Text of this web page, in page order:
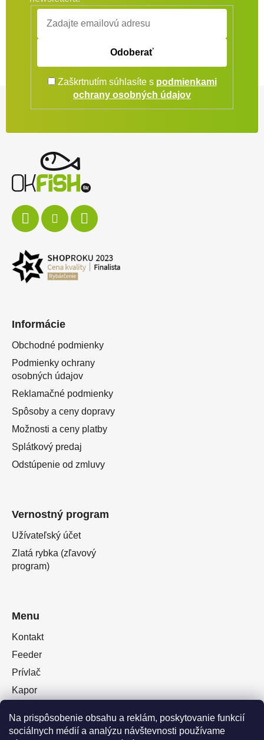
Na prispôsobenie obsahu a reklám, poskytovanie funkcií
sociálnych médií a analýzu návštevnosti používame
Odoberať
Zaškrtnutím súhlasíte s podmienkami
ochrany osobných údajov
Informácie
Obchodné podmienky
Podmienky ochrany
osobných údajov
Reklamačné podmienky
Spôsoby a ceny dopravy
Možnosti a ceny platby
Splátkový predaj
Odstúpenie od zmluvy
Vernostný program
Užívateľský účet
Zlatá rybka (zľavový
program)
Menu
Kontakt
Feeder
Prívlač
Kapor
Plávaná